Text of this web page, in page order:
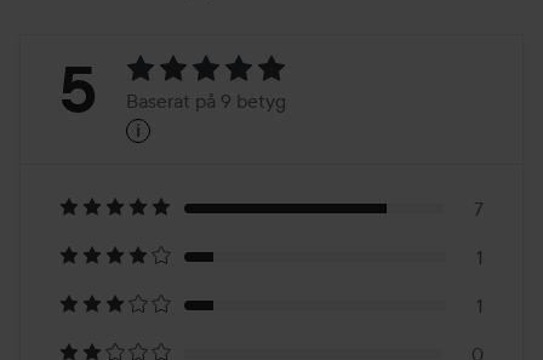
Betyg:
Baserat
på
9
5 Baserat på 9 betyg
i
7
1
1
0